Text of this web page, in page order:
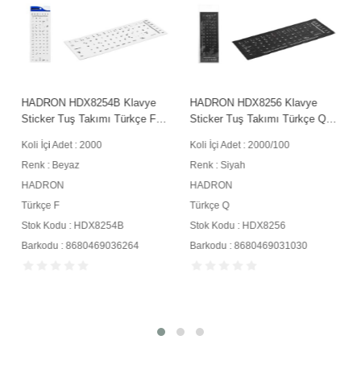
HADRON HDX8254B Klavye
Sticker Tuş Takımı Türkçe F
Koli İçi Adet : 2000
Renk : Beyaz
HADRON
Türkçe F
Stok Kodu : HDX8254B
Barkodu : 8680469036264
HADRON HDX8256 Klavye
Sticker Tuş Takımı Türkçe Q
Koli İçi Adet : 2000/100
Renk : Siyah
HADRON
Türkçe Q
Stok Kodu : HDX8256
Barkodu : 8680469031030